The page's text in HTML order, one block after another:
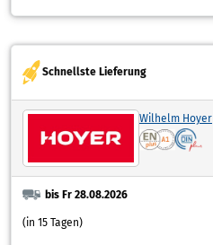
Schnellste Lieferung
Wilhelm Hoyer
bis Fr 28.08.2026
(in 15 Tagen)